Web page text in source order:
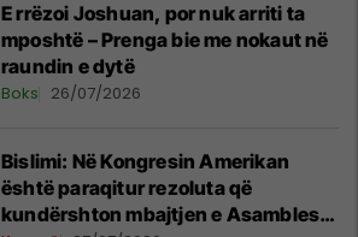
E rrëzoi Joshuan, por nuk arriti ta
mposhtë – Prenga bie me nokaut në
raundin e dytë
Boks 26/07/2026
Bislimi: Në Kongresin Amerikan
është paraqitur rezoluta që
kundërshton mbajtjen e Asamblesë